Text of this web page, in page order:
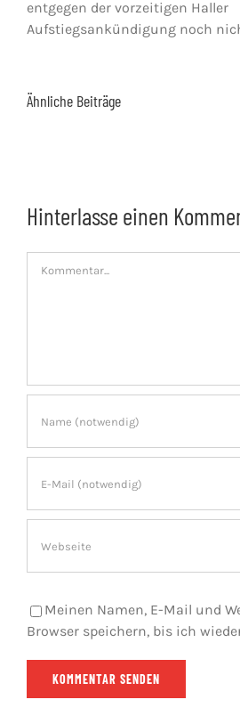
entgegen der vorzeitigen Haller
Aufstiegsankündigung noch
Ähnliche Beiträge
Hinterlasse einen
Meinen Namen, E-Mail und
Browser speichern, bis ich